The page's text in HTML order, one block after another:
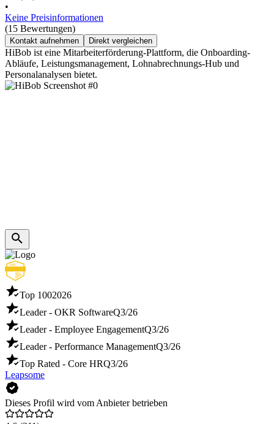
•
Keine Preisinformationen
(15 Bewertungen)
Kontakt aufnehmen Direkt vergleichen
HiBob ist eine Mitarbeiterförderung-Plattform, die Onboarding-
Abläufe, Leistungsmanagement, Lohnabrechnungs-Hub und
Personalanalysen bietet.
Top 1002026
Leader - OKR SoftwareQ3/26
Leader - Employee EngagementQ3/26
Leader - Performance ManagementQ3/26
Top Rated - Core HRQ3/26
Leapsome
Dieses Profil wird vom Anbieter betrieben